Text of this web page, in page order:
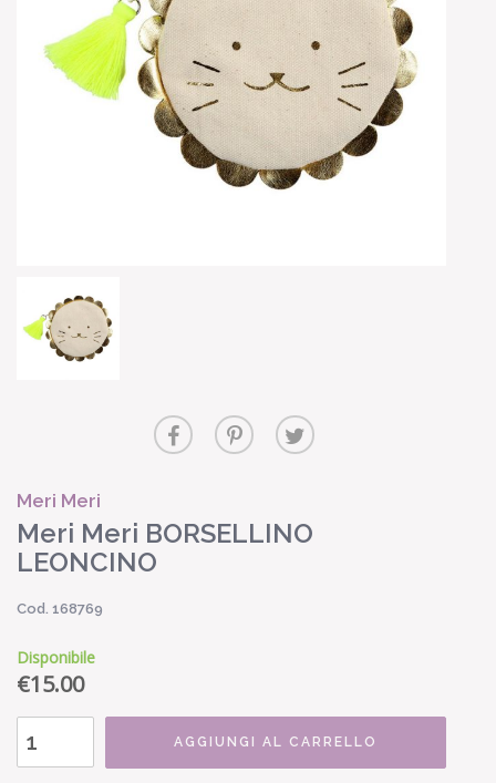
Meri Meri
Meri Meri BORSELLINO
LEONCINO
Cod. 168769
Disponibile
€15.00
AGGIUNGI AL CARRELLO